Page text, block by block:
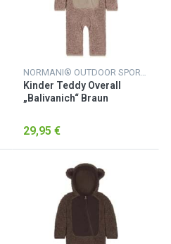
NORMANI® OUTDOOR SPORTS
Kinder Teddy Overall
„Balivanich“ Braun
29,95 €